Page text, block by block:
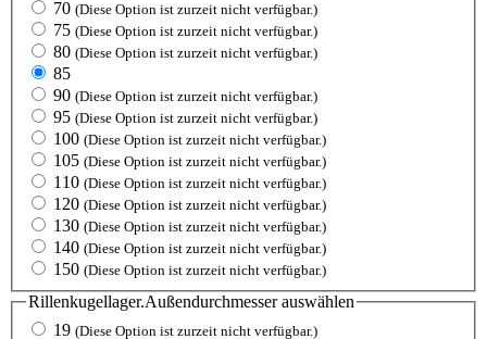
70 (Diese Option ist zurzeit nicht verfügbar.)
75 (Diese Option ist zurzeit nicht verfügbar.)
80 (Diese Option ist zurzeit nicht verfügbar.)
85
90 (Diese Option ist zurzeit nicht verfügbar.)
95 (Diese Option ist zurzeit nicht verfügbar.)
100 (Diese Option ist zurzeit nicht verfügbar.)
105 (Diese Option ist zurzeit nicht verfügbar.)
110 (Diese Option ist zurzeit nicht verfügbar.)
120 (Diese Option ist zurzeit nicht verfügbar.)
130 (Diese Option ist zurzeit nicht verfügbar.)
140 (Diese Option ist zurzeit nicht verfügbar.)
150 (Diese Option ist zurzeit nicht verfügbar.)
Rillenkugellager.Außendurchmesserauswählen
19 (Diese Option ist zurzeit nicht verfügbar.)